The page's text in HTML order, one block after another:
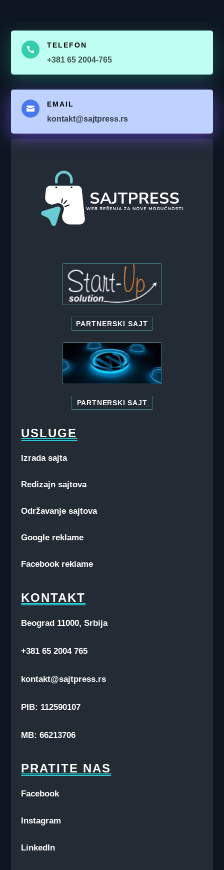

TELEFON
+381 65 2004-765

EMAIL
kontakt@sajtpress.rs
PARTNERSKI SAJT
PARTNERSKI SAJT
USLUGE
Izrada sajta
Redizajn sajtova
Održavanje sajtova
Google reklame
Facebook reklame
KONTAKT
Beograd 11000, Srbija
+381 65 2004 765
kontakt@sajtpress.rs
PIB: 112590107
MB: 66213706
PRATITE NAS
Facebook
Instagram
LinkedIn